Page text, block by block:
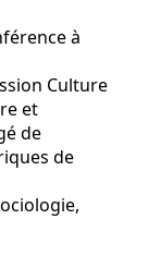
à
Culture
et
de
de